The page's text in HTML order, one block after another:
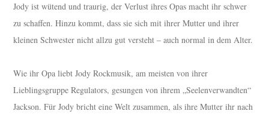
Jody ist wütend und traurig, der Verlust ihres Opas macht ihr schwer
zu schaffen. Hinzu kommt, dass sie sich mit ihrer Mutter und ihrer
kleinen Schwester nicht allzu gut versteht – auch normal in dem Alter.
Wie ihr Opa liebt Jody Rockmusik, am meisten von ihrer
Lieblingsgruppe Regulators, gesungen von ihrem „Seelenverwandten“
Jackson. Für Jody bricht eine Welt zusammen, als ihre Mutter ihr nach